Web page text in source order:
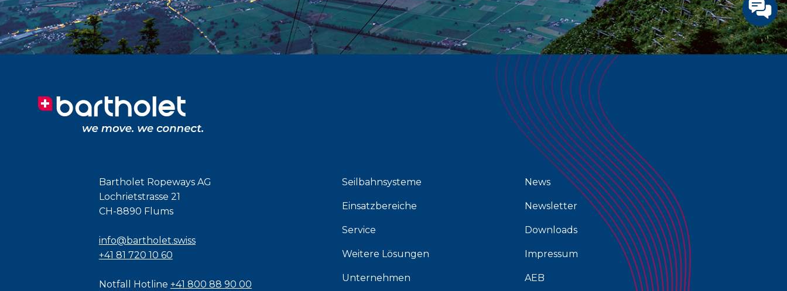
Bartholet Ropeways AG
Lochrietstrasse 21
CH-8890 Flums
info@bartholet.swiss
+41 81 720 10 60
Notfall Hotline +41 800 88 90 00
Seilbahnsysteme
Einsatzbereiche
Service
Weitere Lösungen
Unternehmen
News
Newsletter
Downloads
Impressum
AEB